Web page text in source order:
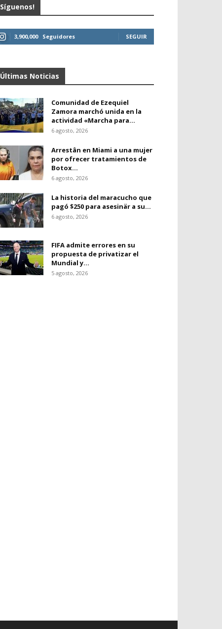
Síguenos!
3,900,000 Seguidores SEGUIR
Últimas Noticias
Comunidad de Ezequiel
Zamora marchó unida en la
actividad «Marcha para...
6 agosto, 2026
Arrestân en Miami a una mujer
por ofrecer tratamientos de
Botox...
6 agosto, 2026
La historia del maracucho que
pagó $250 para asesinär a su...
6 agosto, 2026
FIFA admite errores en su
propuesta de privatizar el
Mundial y...
5 agosto, 2026